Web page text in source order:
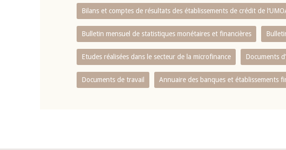
Bilans et comptes de résultats des établissements de crédit de
Bulletin mensuel de statistiques monétaires et financières
Etudes réalisées dans le secteur de la microfinance Documents
Documents de travail Annuaire des banques et établissements